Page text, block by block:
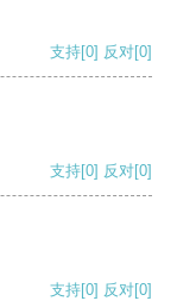
支持[0] 反对[0]
支持[0] 反对[0]
支持[0] 反对[0]